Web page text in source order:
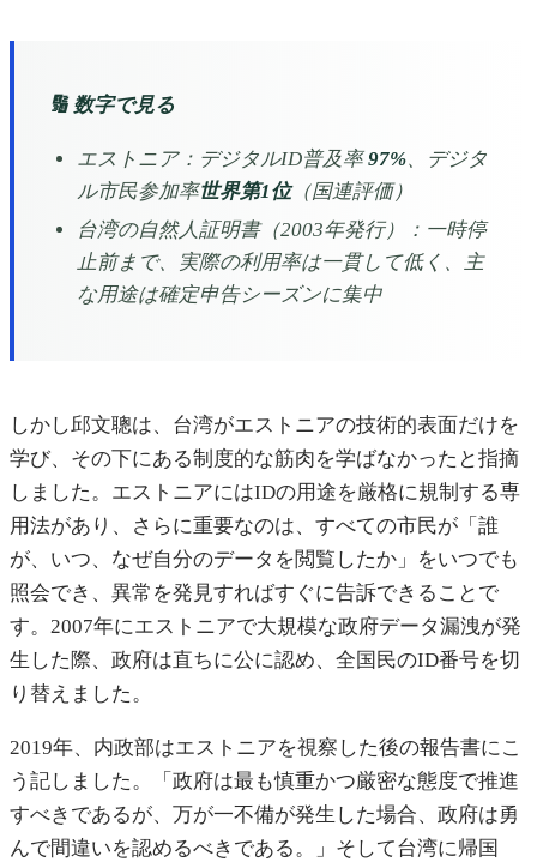
🔢 数字で見る
エストニア：デジタルID普及率97%、デジタ
ル市民参加率世界第1位（国連評価）
台湾の自然人証明書（2003年発行）：一時停
止前まで、実際の利用率は一貫して低く、主
な用途は確定申告シーズンに集中
しかし邱文聰は、台湾がエストニアの技術的表面だけを
学び、その下にある制度的な筋肉を学ばなかったと指摘
しました。エストニアにはIDの用途を厳格に規制する専
用法があり、さらに重要なのは、すべての市民が「誰
が、いつ、なぜ自分のデータを閲覧したか」をいつでも
照会でき、異常を発見すればすぐに告訴できることで
す。2007年にエストニアで大規模な政府データ漏洩が発
生した際、政府は直ちに公に認め、全国民のID番号を切
り替えました。
2019年、内政部はエストニアを視察した後の報告書にこ
う記しました。「政府は最も慎重かつ厳密な態度で推進
すべきであるが、万が一不備が発生した場合、政府は勇
んで間違いを認めるべきである。」そして台湾に帰国